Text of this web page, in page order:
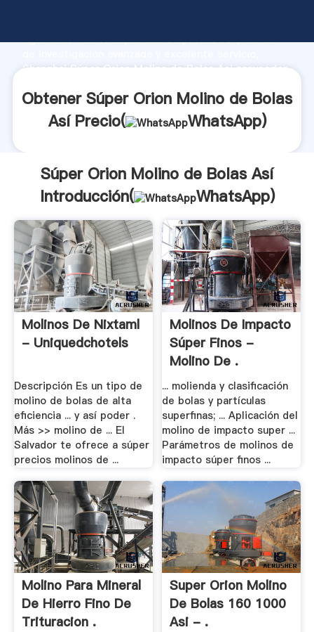
Agarrando fuerte capacidad de producción, fuerza
Shanghai Súper Orion Molino de Bolas Así proveedor
Obtener Súper Orion Molino de Bolas
Así Precio(
WhatsApp)
Súper Orion Molino de Bolas Así
Introducción(
WhatsApp)
Molinos De Nixtaml
- Uniquedchotels
Descripción Es un tipo de
molino de bolas de alta
eficiencia ... y así poder .
Más >> molino de ... El
Salvador te ofrece a súper
precios molinos de ...
Molinos De Impacto
Súper Finos -
Molino De .
... molienda y clasificación
de bolas y partículas
superfinas; ... Aplicación del
molino de impacto super ...
Parámetros de molinos de
impacto súper finos ...
Molino Para Mineral
De Hierro Fino De
Trituracion .
Super Orion Molino
De Bolas 160 1000
Asi - .